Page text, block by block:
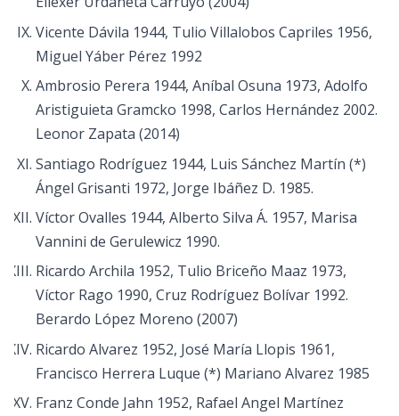
Vicente Dávila 1944, Tulio Villalobos Capriles 1956,
Miguel Yáber Pérez 1992
Ambrosio Perera 1944, Aníbal Osuna 1973, Adolfo
Aristiguieta Gramcko 1998, Carlos Hernández 2002.
Leonor Zapata (2014)
Santiago Rodríguez 1944, Luis Sánchez Martín (*)
Ángel Grisanti 1972, Jorge Ibáñez D. 1985.
Víctor Ovalles 1944, Alberto Silva Á. 1957, Marisa
Vannini de Gerulewicz 1990.
Ricardo Archila 1952, Tulio Briceño Maaz 1973,
Víctor Rago 1990, Cruz Rodríguez Bolívar 1992.
Berardo López Moreno (2007)
Ricardo Alvarez 1952, José María Llopis 1961,
Francisco Herrera Luque (*) Mariano Alvarez 1985
Franz Conde Jahn 1952, Rafael Angel Martínez